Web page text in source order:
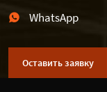
WhatsApp
Оставить заявку